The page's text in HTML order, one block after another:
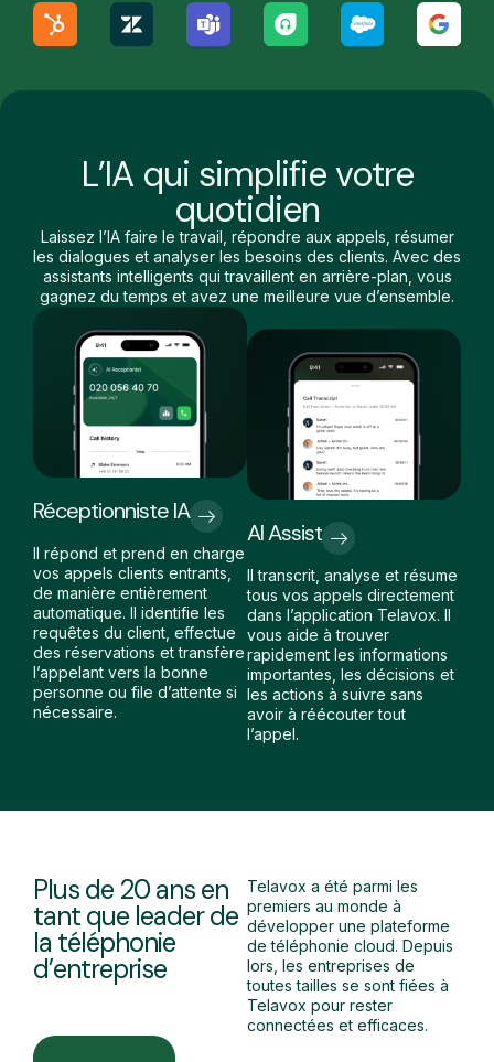
L’IA qui simplifie votre
quotidien
Laissez l’IA faire le travail, répondre aux appels, résumer
les dialogues et analyser les besoins des clients. Avec des
assistants intelligents qui travaillent en arrière-plan, vous
gagnez du temps et avez une meilleure vue d’ensemble.
Réceptionniste IA
Il répond et prend en charge
vos appels clients entrants,
de manière entièrement
automatique. Il identifie les
requêtes du client, effectue
des réservations et transfère
l’appelant vers la bonne
personne ou file d’attente si
nécessaire.
AI Assist
Il transcrit, analyse et résume
tous vos appels directement
dans l’application Telavox. Il
vous aide à trouver
rapidement les informations
importantes, les décisions et
les actions à suivre sans
avoir à réécouter tout
l’appel.
Plus de 20 ans en
tant que leaderde
la téléphonie
d’entreprise
Telavox a été parmi les
premiers au monde à
développer une plateforme
de téléphonie cloud. Depuis
lors, les entreprises de
toutes tailles se sont fiées à
Telavox pour rester
connectées et efficaces.